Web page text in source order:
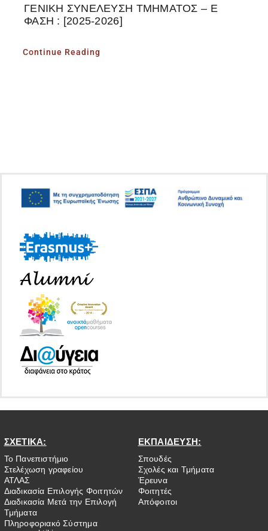
ΓΕΝΙΚΗ ΣΥΝΕΛΕΥΣΗ ΤΜΗΜΑΤΟΣ – Ε
ΦΑΣΗ : [2025-2026]
Continue Reading
ΣΧΕΤΙΚΑ:
Το Πανεπιστήμιο
Στελέχωση γραφείου
ΑΤΛΑΣ
Διαδικασία Επιλογής Φοιτητών
Διαδικασία Μετά την Επιλογή
Τμήματα
Πληροφοριακό Σύστημα
ΕΚΠΑΙΔΕΥΣΗ:
Σπουδές
Σχολές και Τμήματα
Έρευνα
Φοιτητές
Απόφοιτοι